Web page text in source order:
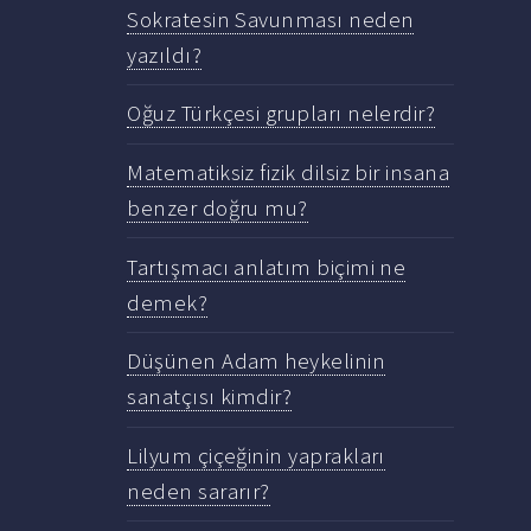
Sokratesin Savunması neden
yazıldı?
Oğuz Türkçesi grupları nelerdir?
Matematiksiz fizik dilsiz bir insana
benzer doğru mu?
Tartışmacı anlatım biçimi ne
demek?
Düşünen Adam heykelinin
sanatçısı kimdir?
Lilyum çiçeğinin yaprakları
neden sararır?